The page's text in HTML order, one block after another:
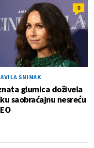
0
SNIMAK
glumica doživela
saobraćajnu nesreću